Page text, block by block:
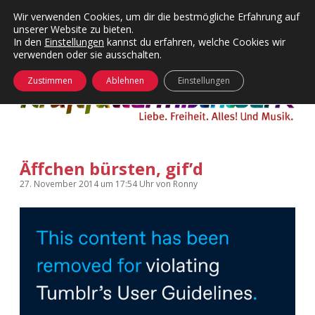
Kategorien
Menü
24 Hours Chilling
Die Wende
KFMW-Disco
Kopfkinomusik
Nur mal so
Täglicher Sinnwahn
KFMW-Disco
Dates
Contact
Adventskalender 2010
Adventskalender 2011
Adventskalender 2012
facebook
instagram
rsssoundcloud
vimeoBluesky
öffnen
Äffchen bürsten, gif’d
27. November 2014um 17:54 Uhrvon Ronny
Wir verwenden Cookies, um dir die bestmögliche Erfahrung auf
unserer Website zu bieten.
In den Einstellungen kannst du erfahren, welche Cookies wir
verwenden oder sie ausschalten.
Zustimmen Ablehnen Einstellungen